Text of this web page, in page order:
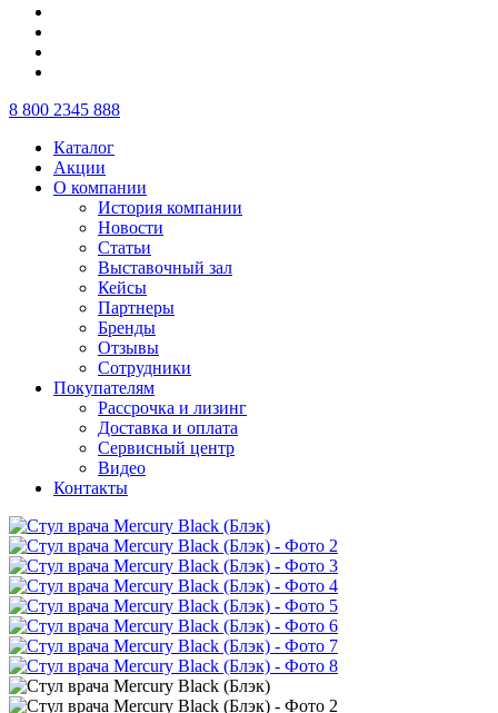
8 800 2345 888
Каталог
Акции
О компании
История компании
Новости
Статьи
Выставочный зал
Кейсы
Партнеры
Бренды
Отзывы
Сотрудники
Покупателям
Рассрочка и лизинг
Доставка и оплата
Сервисный центр
Видео
Контакты